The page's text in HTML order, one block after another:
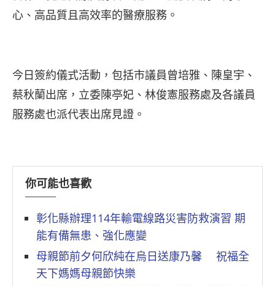
心、高品質且高效率的醫療服務。
今日簽約儀式活動，包括市議員曾培雅、陳皇宇、
蔡秋蘭出席，立委陳亭妃、林俊憲服務處及各議員
服務處也派代表出席見證。
你可能也喜歡
彰化縣辦理114年輸電線路災害防救演習 期
能有備無患、強化應變
母親節前夕何欣純在烏日送康乃馨 祝福全
天下媽媽母親節快樂